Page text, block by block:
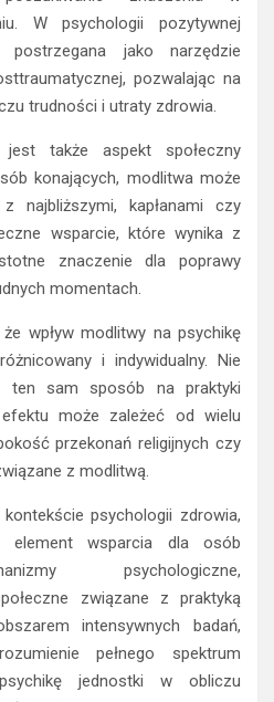
W psychologii pozytywnej
jako narzędzie
pozwalając na
trudności i utraty zdrowia.
jest także aspekt społeczny
konających, modlitwa może
najbliższymi, kapłanami czy
wsparcie, które wynika z
znaczenie dla poprawy
momentach.
wpływ modlitwy na psychikę
i indywidualny. Nie
ten sam sposób na praktyki
może zależeć od wielu
przekonań religijnych czy
z modlitwą.
psychologii zdrowia,
element wsparcia dla osób
psychologiczne,
związane z praktyką
intensywnych badań,
pełnego spektrum
jednostki w obliczu